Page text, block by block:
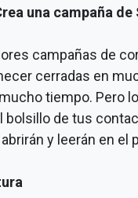
una campaña de
campañas de
cerradas en
tiempo. Pero
bolsillo de tus
y leerán en el